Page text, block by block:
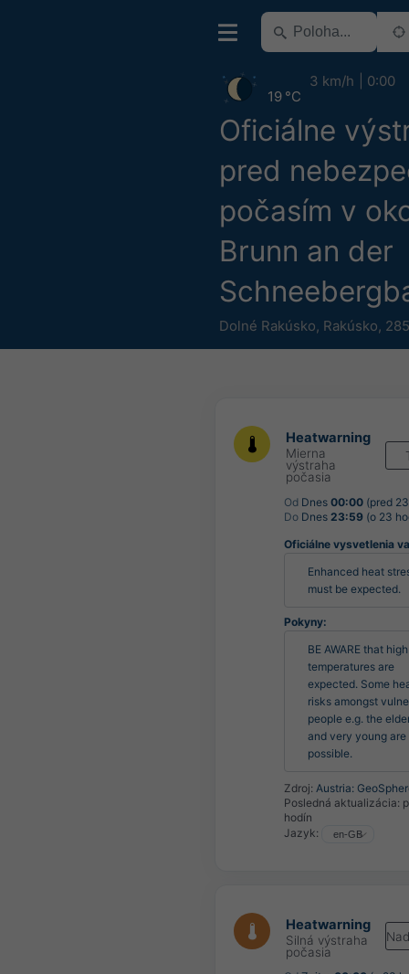
Oficiálne
pred
počasím v
Brunn an der
Dolné Rakúsko, Rakúsko,
19 °C
3 km/h 0:00
Heatwarning
Mierna
výstraha
počasia
Od Dnes 00:00 (pred
Do Dnes 23:59 (o 23
Oficiálne vysvetlenia
Enhanced heat
must be expected.
Pokyny:
BE AWARE that high
temperatures are
expected. Some
risks amongst
people e.g. the
and very young are
possible.
Zdroj: Austria:
Posledná aktualizácia:
hodín
Jazyk:
Heatwarning
Silná výstraha
počasia